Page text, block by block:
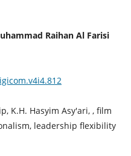
Raihan Al Farisi
K.H. Hasyim Asy'ari, , film
leadership flexibility